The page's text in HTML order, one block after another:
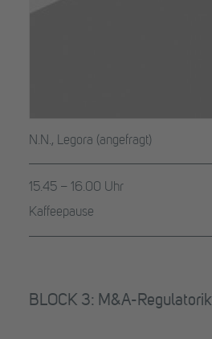
N.N., Legora (angefragt)
15.45 – 16.00 Uhr
Kaffeepause
BLOCK 3: M&A-Regulatorik